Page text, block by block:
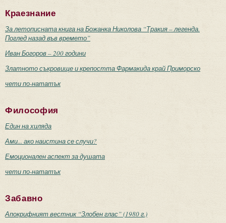
Краезнание
За летописната книга на Божанка Николова “Тракия – легенда.
Поглед назад във времето”
Иван Богоров – 200 години
Златното съкровище и крепостта Фармакида край Приморско
чети по-нататък
Философия
Един на хиляда
Ами... ако наистина се случи?
Емоционален аспект за душата
чети по-нататък
Забавно
Апокрифният вестник “Злобен глас” (1980 г.)